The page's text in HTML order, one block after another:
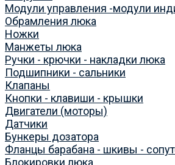
Модули управления -модули
Обрамления люка
Ножки
Манжеты люка
Ручки - крючки - накладки люка
Подшипники - сальники
Клапаны
Кнопки - клавиши - крышки
Двигатели (моторы)
Датчики
Бункеры дозатора
Фланцы барабана - шкивы -
Блокировки люка